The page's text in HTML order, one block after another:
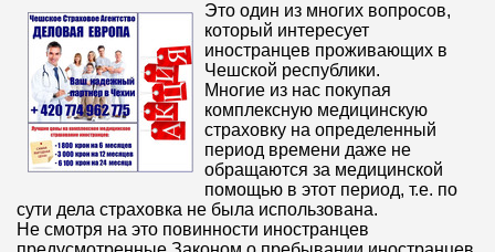
Это один из многих вопросов,
который интересует
иностранцев проживающих в
Чешской республики.
Многие из нас покупая
комплексную медицинскую
страховку на определенный
период времени даже не
обращаются за медицинской
помощью в этот период, т.е. по
сути дела страховка не была использована.
Не смотря на это повинности иностранцев